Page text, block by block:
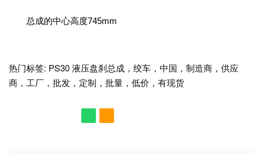
总成的中心高度745mm
热门标签: PS30 液压盘刹总成，绞车，中国，制造商，供应
商，工厂，批发，定制，批量，低价，有现货